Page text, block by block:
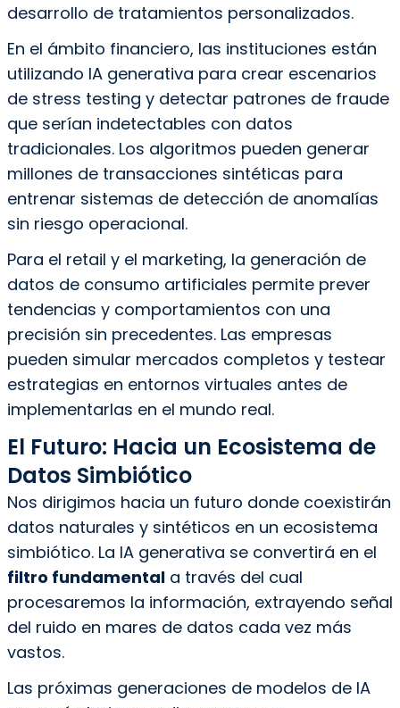
desarrollo de tratamientos personalizados.
En el ámbito financiero, las instituciones están
utilizando IA generativa para crear escenarios
de stress testing y detectar patrones de fraude
que serían indetectables con datos
tradicionales. Los algoritmos pueden generar
millones de transacciones sintéticas para
entrenar sistemas de detección de anomalías
sin riesgo operacional.
Para el retail y el marketing, la generación de
datos de consumo artificiales permite prever
tendencias y comportamientos con una
precisión sin precedentes. Las empresas
pueden simular mercados completos y testear
estrategias en entornos virtuales antes de
implementarlas en el mundo real.
El Futuro: Hacia un Ecosistema de
Datos Simbiótico
Nos dirigimos hacia un futuro donde coexistirán
datos naturales y sintéticos en un ecosistema
simbiótico. La IA generativa se convertirá en el
filtro fundamental a través del cual
procesaremos la información, extrayendo señal
del ruido en mares de datos cada vez más
vastos.
Las próximas generaciones de modelos de IA